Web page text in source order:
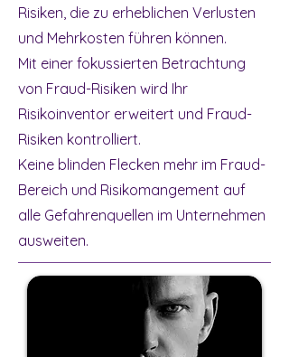
Risiken, die zu erheblichen Verlusten
und Mehrkosten führen können.
Mit einer fokussierten Betrachtung
von Fraud-Risiken wird Ihr
Risikoinventor erweitert und Fraud-
Risiken kontrolliert.
Keine blinden Flecken mehr im Fraud-
Bereich und Risikomangement auf
alle Gefahrenquellen im Unternehmen
ausweiten.